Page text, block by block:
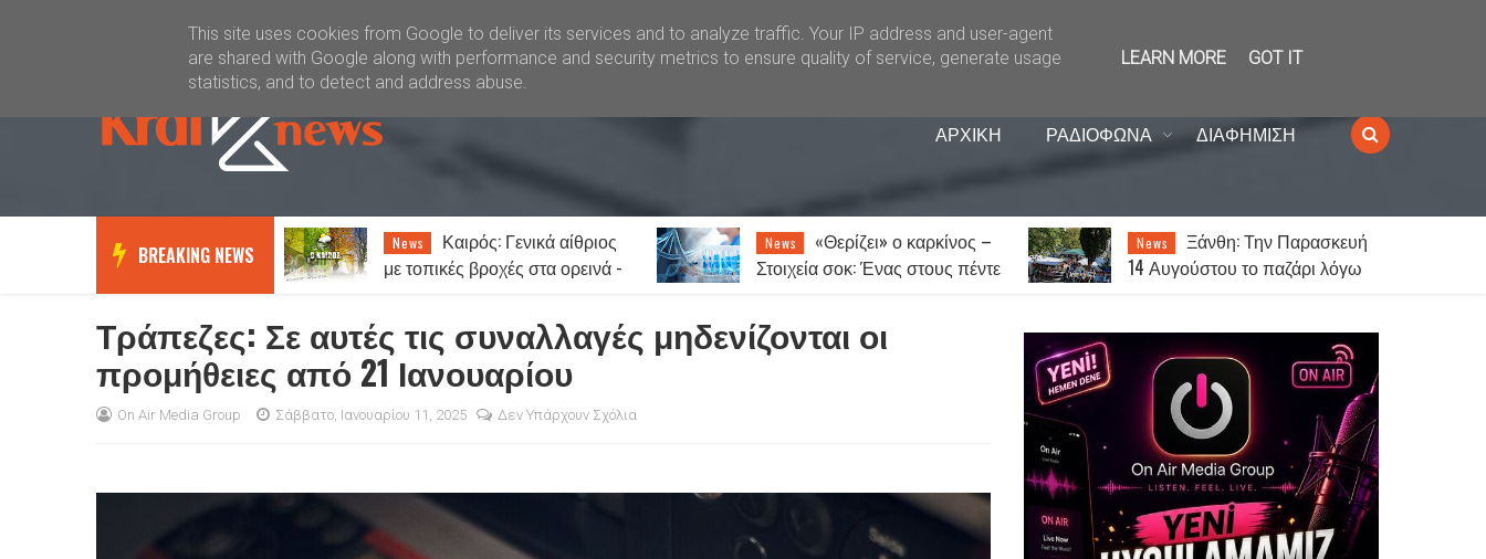
Καλώς ήλθατε Kral News
ΑΡΧΙΚΗ ΡΑΔΙΟΦΩΝΑ ΔΙΑΦΗΜΙΣΗ
BREAKING NEWS
Καιρός: Γενικά αίθριος
με τοπικές βροχές στα ορεινά -
Έως 38 βαθμούς ο υδράργυρος
News
«Θερίζει» ο καρκίνος –
Στοιχεία σοκ: Ένας στους πέντε
News
Ξάνθη: Την Παρασκευή
14 Αυγούστου το παζάρι λόγω
News
Ξάνθη: Ο Γιώργος
Τσαλίκης έρχεται στον
Τράπεζες: Σε αυτές τις συναλλαγές μηδενίζονται οι
προμήθειες από 21 Ιανουαρίου
On Air Media Group Σάββατο, Ιανουαρίου 11, 2025 Δεν Υπάρχουν Σχόλια
This site uses cookies from Google to deliver its services and to analyze traffic. Your IP address and user-agent
are shared with Google along with performance and security metrics to ensure quality of service, generate usage
statistics, and to detect and address abuse.
LEARN MORE GOT IT